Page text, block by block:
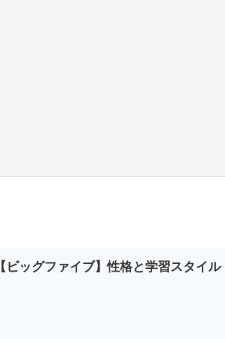
【ビッグファイブ】性格と学習スタイル